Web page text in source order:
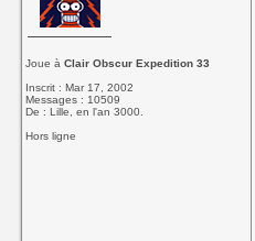
Joue àClair Obscur Expedition 33
Inscrit : Mar 17, 2002
Messages : 10509
De : Lille, en l'an 3000.
Hors ligne